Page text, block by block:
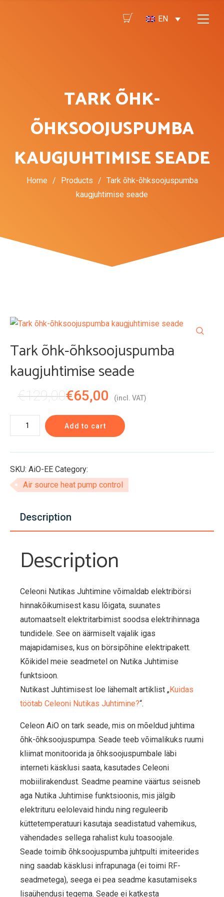
EN
TARK ÕHK-
ÕHKSOOJUSPUMBA
KAUGJUHTIMISE SEADE
Home / Products / Tark õhk-õhksoojuspumba
kaugjuhtimise seade
Tark õhk-õhksoojuspumba
kaugjuhtimise seade
€129,00
Original
price
was:
€129,00.
€65,00
Current
price
is:
€65,00.
(incl. VAT)
õhk-
seade
quantity
Add to cart
SKU: AiO-EE Category:
Air source heat pump control
Description
Description
Celeoni Nutikas Juhtimine võimaldab elektribörsi
hinnakõikumisest kasu lõigata, suunates
automaatselt elektritarbimist soodsa elektrihinnaga
tundidele. See on äärmiselt vajalik igas
majapidamises, kus on börsipõhine elektripakett.
Kõikidel meie seadmetel on Nutika Juhtimise
funktsioon.
Nutikast Juhtimisest loe lähemalt artiklist „Kuidas
töötab Celeoni Nutikas Juhtimine?“.
Celeon AiO on tark seade, mis on mõeldud juhtima
õhk-õhksoojuspumpa. Seade teeb võimalikuks ruumi
kliimat monitoorida ja õhksoojuspumbale läbi
interneti käsklusi saata, kasutades Celeoni
mobiilirakendust. Seadme peamine väärtus seisneb
aga Nutika Juhtimise funktsioonis, mis jälgib
elektrituru eelolevaid hindu ning reguleerib
küttetemperatuuri kasutaja seadistatud vahemikus,
vähendades sellega rahalist kulu toasoojale.
Seade toimib õhksoojuspumba juhtpulti imiteerides
ning saadab käsklusi infrapunaga (ei toimi RF-
seadmetega), seega ei pea seadme kasutamiseks
lisaühendusi tegema. Seade ei katkesta